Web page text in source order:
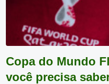
Copa do Mundo
você precisa